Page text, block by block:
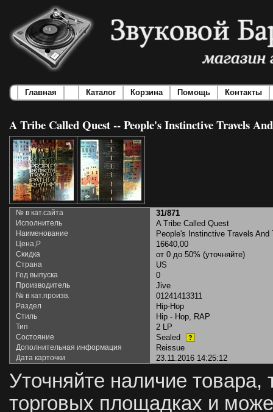
Главная Каталог Корзина Помощь Контакты
A Tribe Called Quest -- People's Instinctive Travels
№ в кат.сайта 31/871
Исполнитель A Tribe Called Quest
Наименование People's Instinctive Travels
Цена,Р 16640,00
Скидка от 0 до 50% (уточняйте)
Страна US
Год выпуска 0
Производитель Jive
№ в кат.произв. 01241413311
Раздел Hip-Hop
Стиль Hip - Hop, RAP
Тип 2 LP
Состояние Sealed ?
Дополнительная информация Reissue
Дата карточки 23.11.2016 14:25:12
Уточняйте наличие товара,
торговых площадках и